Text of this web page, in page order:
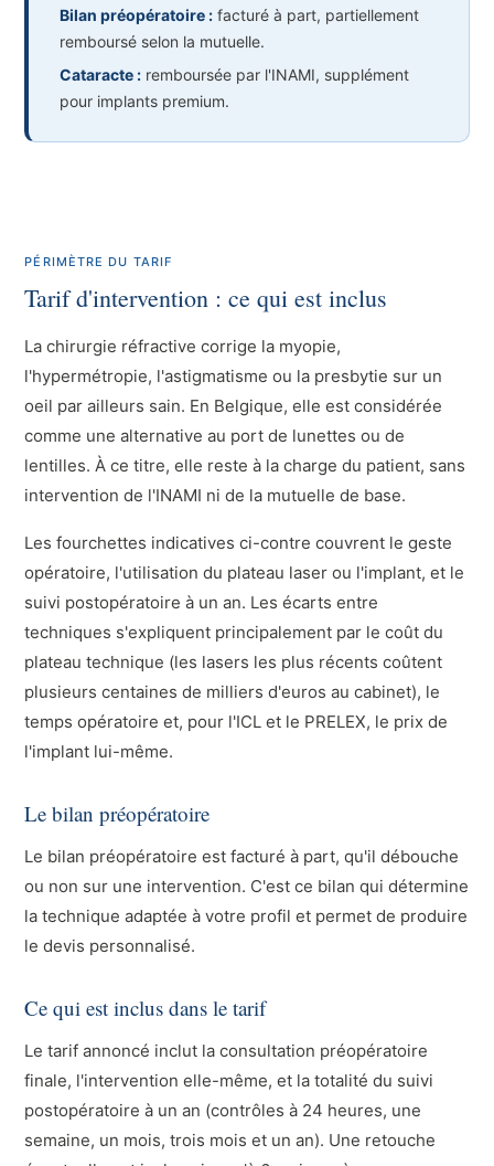
Bilan préopératoire : facturé à part, partiellement
remboursé selon la mutuelle.
Cataracte : remboursée par l'INAMI, supplément
pour implants premium.
PÉRIMÈTRE DU TARIF
Tarif d'intervention : ce qui est inclus
La chirurgie réfractive corrige la myopie,
l'hypermétropie, l'astigmatisme ou la presbytie sur un
oeil par ailleurs sain. En Belgique, elle est considérée
comme une alternative au port de lunettes ou de
lentilles. À ce titre, elle reste à la charge du patient, sans
intervention de l'INAMI ni de la mutuelle de base.
Les fourchettes indicatives ci-contre couvrent le geste
opératoire, l'utilisation du plateau laser ou l'implant, et le
suivi postopératoire à un an. Les écarts entre
techniques s'expliquent principalement par le coût du
plateau technique (les lasers les plus récents coûtent
plusieurs centaines de milliers d'euros au cabinet), le
temps opératoire et, pour l'ICL et le PRELEX, le prix de
l'implant lui-même.
Le bilan préopératoire
Le bilan préopératoire est facturé à part, qu'il débouche
ou non sur une intervention. C'est ce bilan qui détermine
la technique adaptée à votre profil et permet de produire
le devis personnalisé.
Ce qui est inclus dans le tarif
Le tarif annoncé inclut la consultation préopératoire
finale, l'intervention elle-même, et la totalité du suivi
postopératoire à un an (contrôles à 24 heures, une
semaine, un mois, trois mois et un an). Une retouche